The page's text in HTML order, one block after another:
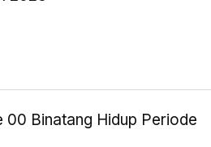
00 Binatang Hidup Periode